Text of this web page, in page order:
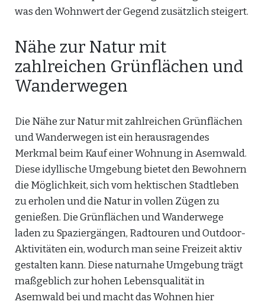
was den Wohnwert der Gegend zusätzlich steigert.
Nähe zur Natur mit
zahlreichen Grünflächen und
Wanderwegen
Die Nähe zur Natur mit zahlreichen Grünflächen
und Wanderwegen ist ein herausragendes
Merkmal beim Kauf einer Wohnung in Asemwald.
Diese idyllische Umgebung bietet den Bewohnern
die Möglichkeit, sich vom hektischen Stadtleben
zu erholen und die Natur in vollen Zügen zu
genießen. Die Grünflächen und Wanderwege
laden zu Spaziergängen, Radtouren und Outdoor-
Aktivitäten ein, wodurch man seine Freizeit aktiv
gestalten kann. Diese naturnahe Umgebung trägt
maßgeblich zur hohen Lebensqualität in
Asemwald bei und macht das Wohnen hier